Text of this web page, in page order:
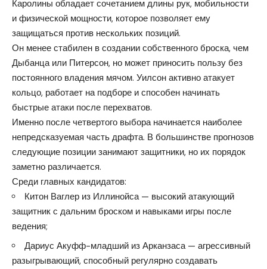
Каролины обладает сочетанием длины рук, мобильности
и физической мощности, которое позволяет ему
защищаться против нескольких позиций.
Он менее стабилен в создании собственного броска, чем
Дыбанца или Питерсон, но может приносить пользу без
постоянного владения мячом. Уилсон активно атакует
кольцо, работает на подборе и способен начинать
быстрые атаки после перехватов.
Именно после четвертого выбора начинается наиболее
непредсказуемая часть драфта. В большинстве прогнозов
следующие позиции занимают защитники, но их порядок
заметно различается.
Среди главных кандидатов:
Китон Ваглер из Иллинойса — высокий атакующий
защитник с дальним броском и навыками игры после
ведения;
Дариус Акуфф-младший из Арканзаса — агрессивный
разыгрывающий, способный регулярно создавать